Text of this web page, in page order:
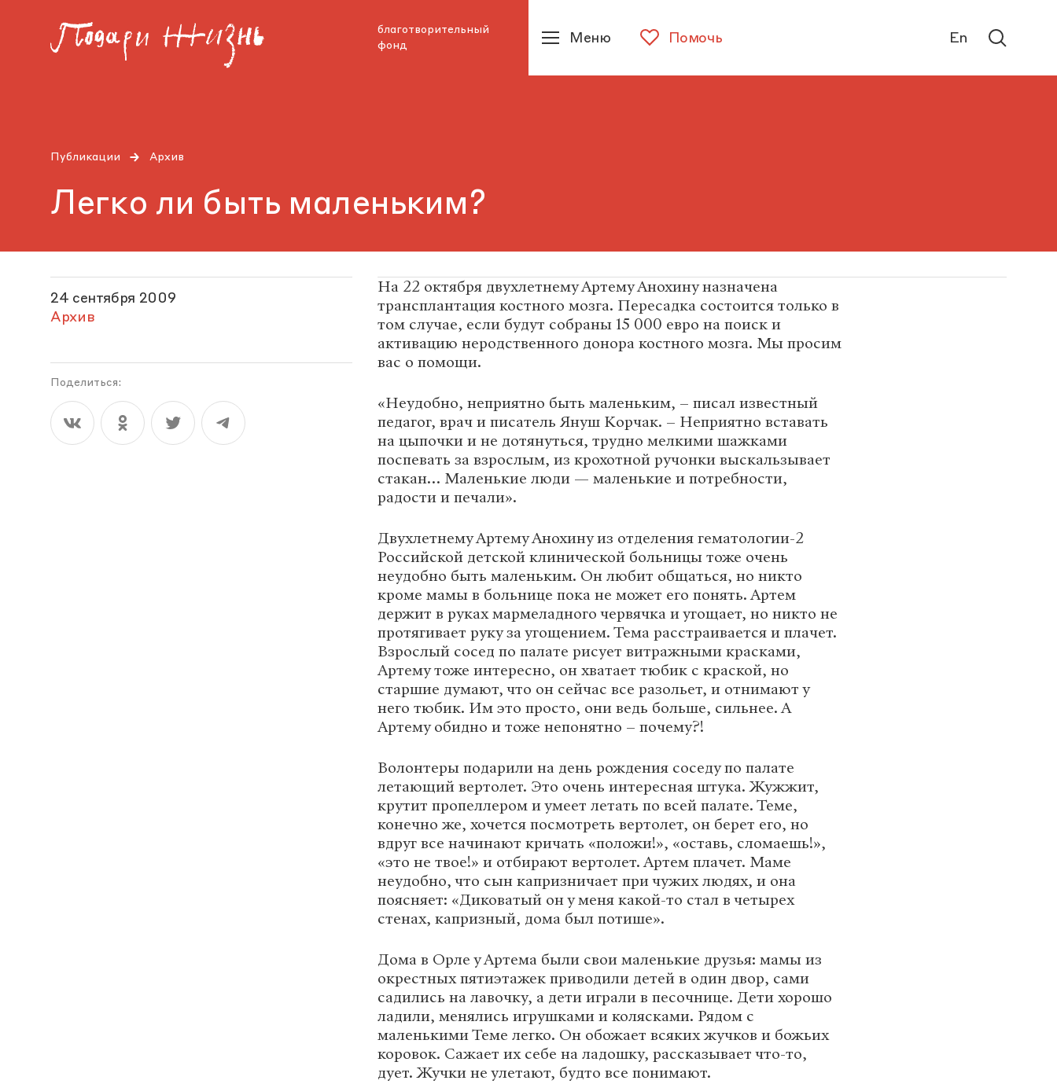
благотворительный
фонд
Помочь
Меню En
Публикации Архив
Легко ли быть маленьким?
24 сентября 2009
Архив
Поделиться:
На 22 октября двухлетнему Артему Анохину назначена
трансплантация костного мозга. Пересадка состоится только в
том случае, если будут собраны 15 000 евро на поиск и
активацию неродственного донора костного мозга. Мы просим
вас о помощи.
«Неудобно, неприятно быть маленьким, – писал известный
педагог, врач и писатель Януш Корчак. – Неприятно вставать
на цыпочки и не дотянуться, трудно мелкими шажками
поспевать за взрослым, из крохотной ручонки выскальзывает
стакан… Маленькие люди — маленькие и потребности,
радости и печали».
Двухлетнему Артему Анохину из отделения гематологии-2
Российской детской клинической больницы тоже очень
неудобно быть маленьким. Он любит общаться, но никто
кроме мамы в больнице пока не может его понять. Артем
держит в руках мармеладного червячка и угощает, но никто не
протягивает руку за угощением. Тема расстраивается и плачет.
Взрослый сосед по палате рисует витражными красками,
Артему тоже интересно, он хватает тюбик с краской, но
старшие думают, что он сейчас все разольет, и отнимают у
него тюбик. Им это просто, они ведь больше, сильнее. А
Артему обидно и тоже непонятно – почему?!
Волонтеры подарили на день рождения соседу по палате
летающий вертолет. Это очень интересная штука. Жужжит,
крутит пропеллером и умеет летать по всей палате. Теме,
конечно же, хочется посмотреть вертолет, он берет его, но
вдруг все начинают кричать «положи!», «оставь, сломаешь!»,
«это не твое!» и отбирают вертолет. Артем плачет. Маме
неудобно, что сын капризничает при чужих людях, и она
поясняет: «Диковатый он у меня какой-то стал в четырех
стенах, капризный, дома был потише».
Дома в Орле у Артема были свои маленькие друзья: мамы из
окрестных пятиэтажек приводили детей в один двор, сами
садились на лавочку, а дети играли в песочнице. Дети хорошо
ладили, менялись игрушками и колясками. Рядом с
маленькими Теме легко. Он обожает всяких жучков и божьих
коровок. Сажает их себе на ладошку, рассказывает что-то,
дует. Жучки не улетают, будто все понимают.